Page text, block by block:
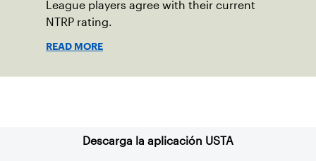
League players agree with their current
NTRP rating.
READ MORE
Descarga la aplicación USTA